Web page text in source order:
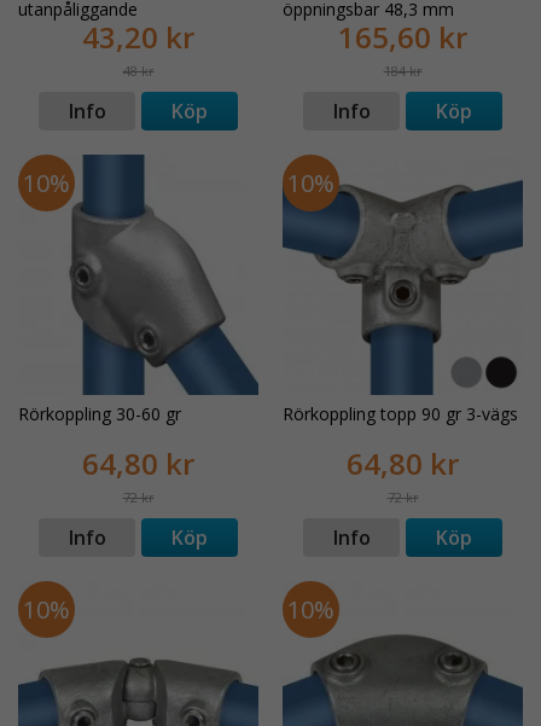
utanpåliggande
43,20 kr
48 kr
Info Köp
öppningsbar 48,3 mm
165,60 kr
184 kr
Info Köp
10%
Rörkoppling 30-60 gr
64,80 kr
72 kr
Info Köp
10%
Rörkoppling topp 90 gr 3-vägs
64,80 kr
72 kr
Info Köp
10% 10%